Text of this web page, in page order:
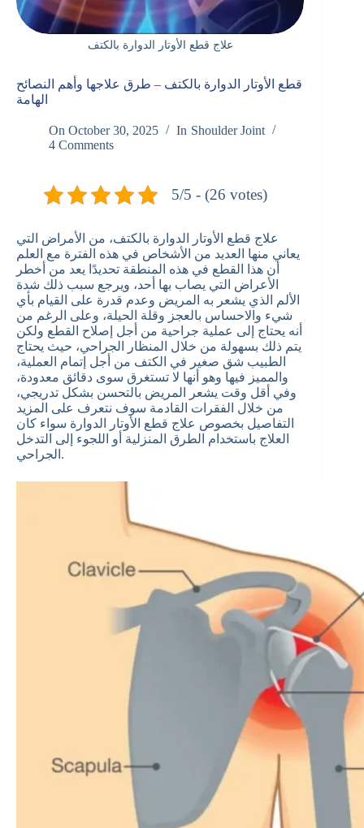
علاج قطع الأوتار الدوارة بالكتف
قطع الأوتار الدوارة بالكتف – طرق علاجها وأهم النصائح
الهامة
On October 30, 2025 In Shoulder Joint
4 Comments
5/5 - (26 votes)
علاج قطع الأوتار الدوارة بالكتف، من الأمراض التي
يعاني منها العديد من الأشخاص في هذه الفترة مع العلم
أن هذا القطع في هذه المنطقة تحديدًا يعد من أخطر
الأعراض التي يصاب بها أحد، ويرجع سبب ذلك شدة
الألم الذي يشعر به المريض وعدم قدرة على القيام بأي
شيء والاحساس بالعجز وقلة الحيلة، وعلى الرغم من
أنه يحتاج إلى عملية جراحية من أجل إصلاح القطع ولكن
يتم ذلك بسهولة من خلال المنظار الجراحي، حيث يحتاج
الطبيب شق صغير في الكتف من أجل إتمام العملية،
والمميز فيها وهو أنها لا تستغرق سوى دقائق معدودة،
وفي أقل وقت يشعر المريض بالتحسن بشكل تدريجي،
من خلال الفقرات القادمة سوف نتعرف على المزيد
التفاصيل بخصوص علاج قطع الأوتار الدوارة سواء كان
العلاج باستخدام الطرق المنزلية أو اللجوء إلى التدخل
الجراحي.